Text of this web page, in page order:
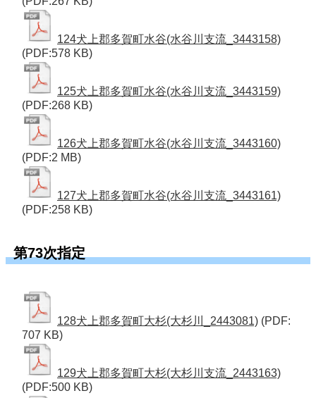
124犬上郡多賀町水谷(水谷川支流_3443158)
(PDF:578 KB)
125犬上郡多賀町水谷(水谷川支流_3443159)
(PDF:268 KB)
126犬上郡多賀町水谷(水谷川支流_3443160)
(PDF:2 MB)
127犬上郡多賀町水谷(水谷川支流_3443161)
(PDF:258 KB)
第73次指定
128犬上郡多賀町大杉(大杉川_2443081) (PDF:
707 KB)
129犬上郡多賀町大杉(大杉川支流_2443163)
(PDF:500 KB)